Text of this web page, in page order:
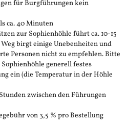
für Burgführungen kein
ca. 40 Minuten
zur Sophienhöhle führt ca. 10-15
birgt einige Unebenheiten und
Personen nicht zu empfehlen. Bitte
generell festes
ein (die Temperatur in der Höhle
zwischen den Führungen
von 3,5 % pro Bestellung